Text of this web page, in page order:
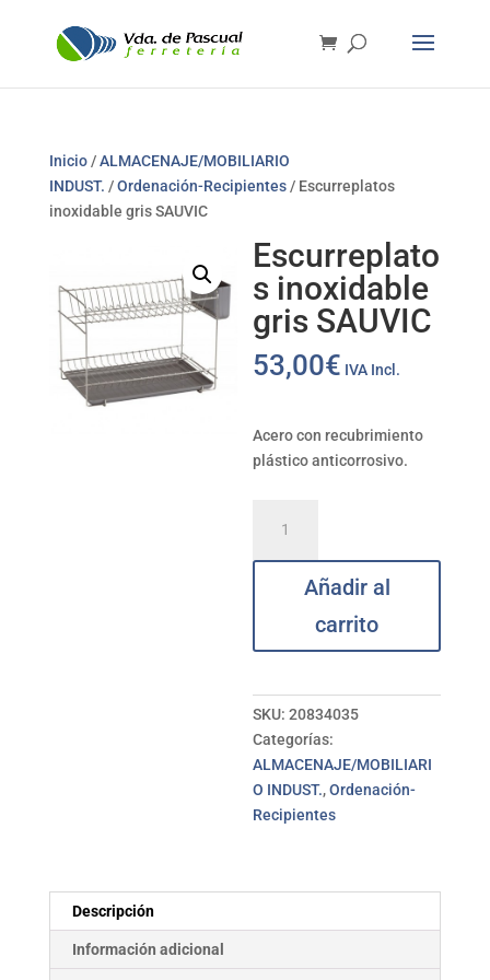
Inicio/ALMACENAJE/MOBILIARIO
INDUST. /Ordenación-Recipientes/ Escurreplatos
inoxidable gris SAUVIC
Escurreplato
s inoxidable
gris SAUVIC
53,00€ IVA Incl.
Acero con recubrimiento
plástico anticorrosivo.
inoxidable
gris
Añadir al
carrito
SKU:20834035
Categorías:
ALMACENAJE/MOBILIARI
O INDUST.,Ordenación-
Recipientes
Descripción
Información adicional